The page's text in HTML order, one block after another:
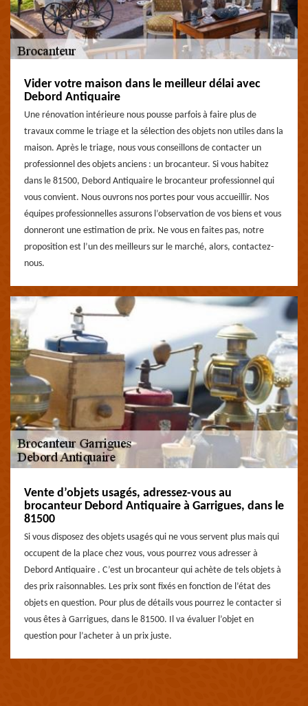
Vider votre maison dans le meilleur délai avec
Debord Antiquaire
Une rénovation intérieure nous pousse parfois à faire plus de
travaux comme le triage et la sélection des objets non utiles dans la
maison. Après le triage, nous vous conseillons de contacter un
professionnel des objets anciens : un brocanteur. Si vous habitez
dans le 81500, Debord Antiquaire le brocanteur professionnel qui
vous convient. Nous ouvrons nos portes pour vous accueillir. Nos
équipes professionnelles assurons l’observation de vos biens et vous
donneront une estimation de prix. Ne vous en faites pas, notre
proposition est l’un des meilleurs sur le marché, alors, contactez-
nous.
Vente d’objets usagés, adressez-vous au
brocanteur Debord Antiquaire à Garrigues, dans le
81500
Si vous disposez des objets usagés qui ne vous servent plus mais qui
occupent de la place chez vous, vous pourrez vous adresser à
Debord Antiquaire . C’est un brocanteur qui achète de tels objets à
des prix raisonnables. Les prix sont fixés en fonction de l’état des
objets en question. Pour plus de détails vous pourrez le contacter si
vous êtes à Garrigues, dans le 81500. Il va évaluer l’objet en
question pour l’acheter à un prix juste.